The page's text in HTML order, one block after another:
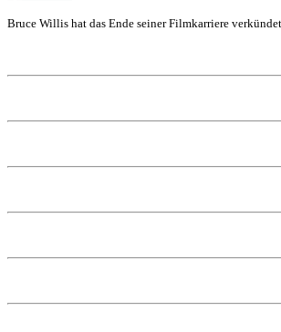
Bruce Willis hat das Ende seiner Filmkarriere